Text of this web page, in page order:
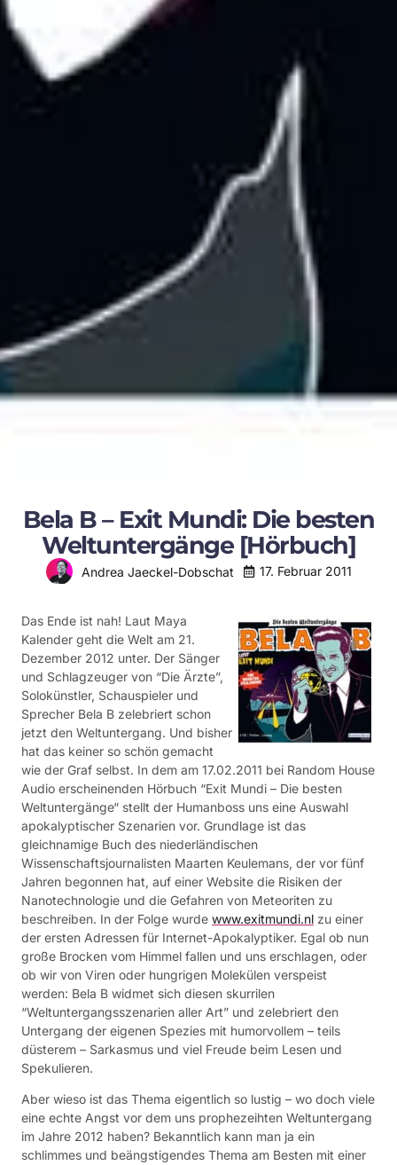
Bela B – Exit Mundi: Die besten
Weltuntergänge [Hörbuch]
Andrea Jaeckel-Dobschat 17. Februar 2011
Das Ende ist nah! Laut Maya
Kalender geht die Welt am 21.
Dezember 2012 unter. Der Sänger
und Schlagzeuger von “Die Ärzte”,
Solokünstler, Schauspieler und
Sprecher Bela B zelebriert schon
jetzt den Weltuntergang. Und bisher
hat das keiner so schön gemacht
wie der Graf selbst. In dem am 17.02.2011 bei Random House
Audio erscheinenden Hörbuch “Exit Mundi – Die besten
Weltuntergänge“ stellt der Humanboss uns eine Auswahl
apokalyptischer Szenarien vor. Grundlage ist das
gleichnamige Buch des niederländischen
Wissenschaftsjournalisten Maarten Keulemans, der vor fünf
Jahren begonnen hat, auf einer Website die Risiken der
Nanotechnologie und die Gefahren von Meteoriten zu
beschreiben. In der Folge wurde www.exitmundi.nl zu einer
der ersten Adressen für Internet-Apokalyptiker. Egal ob nun
große Brocken vom Himmel fallen und uns erschlagen, oder
ob wir von Viren oder hungrigen Molekülen verspeist
werden: Bela B widmet sich diesen skurrilen
“Weltuntergangsszenarien aller Art” und zelebriert den
Untergang der eigenen Spezies mit humorvollem – teils
düsterem – Sarkasmus und viel Freude beim Lesen und
Spekulieren.
Aber wieso ist das Thema eigentlich so lustig – wo doch viele
eine echte Angst vor dem uns prophezeihten Weltuntergang
im Jahre 2012 haben? Bekanntlich kann man ja ein
schlimmes und beängstigendes Thema am Besten mit einer